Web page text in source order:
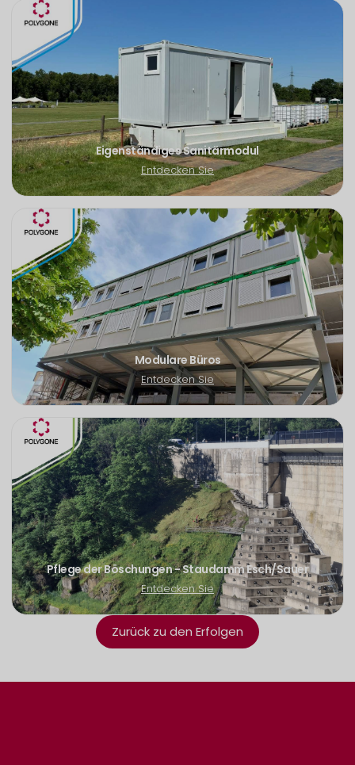
Eigenständiges Sanitärmodul
Entdecken Sie
Modulare Büros
Entdecken Sie
Pflege der Böschungen - Staudamm Esch/Sauer
Entdecken Sie
Zurück zu den Erfolgen